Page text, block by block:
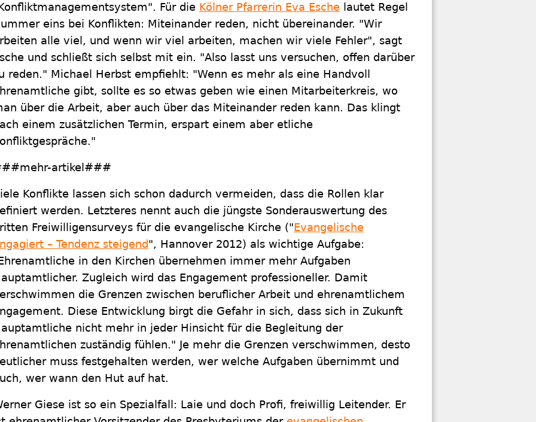
Für die Kölner Pfarrerin Eva Esche lautet Regel
eins bei Konflikten: Miteinander reden, nicht übereinander. "Wir
alle viel, und wenn wir viel arbeiten, machen wir viele Fehler", sagt
und schließt sich selbst mit ein. "Also lasst uns versuchen, offen darüber
reden." Michael Herbst empfiehlt: "Wenn es mehr als eine Handvoll
gibt, sollte es so etwas geben wie einen Mitarbeiterkreis, wo
über die Arbeit, aber auch über das Miteinander reden kann. Das klingt
einem zusätzlichen Termin, erspart einem aber etliche
artikel###
Konflikte lassen sich schon dadurch vermeiden, dass die Rollen klar
werden. Letzteres nennt auch die jüngste Sonderauswertung des
Freiwilligensurveys für die evangelische Kirche ("Evangelische
– Tendenz steigend", Hannover 2012) als wichtige Aufgabe:
in den Kirchen übernehmen immer mehr Aufgaben
Zugleich wird das Engagement professioneller. Damit
die Grenzen zwischen beruflicher Arbeit und ehrenamtlichem
Diese Entwicklung birgt die Gefahr in sich, dass sich in Zukunft
nicht mehr in jeder Hinsicht für die Begleitung der
zuständig fühlen." Je mehr die Grenzen verschwimmen, desto
muss festgehalten werden, wer welche Aufgaben übernimmt und
wer wann den Hut auf hat.
Giese ist so ein Spezialfall: Laie und doch Profi, freiwillig Leitender. Er